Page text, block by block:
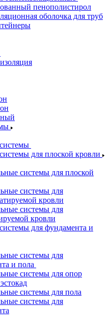
пенополистирол
оболочка для труб
для плоской кровли
системы для плоской
системы для
кровли
системы для
кровли
для фундамента и
системы для
и пола
системы для опор
системы для пола
системы для